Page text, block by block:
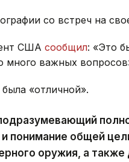
со встреч на
США сообщил: «Это
много важных
«отличной».
понимание общей
оружия, а